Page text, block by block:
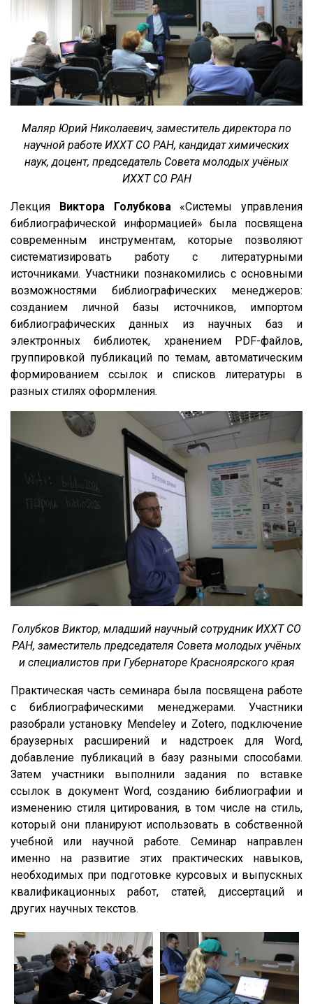
Маляр Юрий Николаевич, заместитель директора по
научной работе ИХХТ СО РАН, кандидат химических
наук, доцент, председатель Совета молодых учёных
ИХХТ СО РАН
Лекция Виктора Голубкова«Системы управления
библиографической информацией» была посвящена
современным инструментам, которые позволяют
систематизировать работу с литературными
источниками. Участники познакомились с основными
возможностями библиографических менеджеров:
созданием личной базы источников, импортом
библиографических данных из научных баз и
электронных библиотек, хранением PDF-файлов,
группировкой публикаций по темам, автоматическим
формированием ссылок и списков литературы в
разных стилях оформления.
Голубков Виктор, младший научный сотрудник ИХХТ СО
РАН, заместитель председателя Совета молодых учёных
и специалистов при Губернаторе Красноярского края
Практическая часть семинара была посвящена работе
с библиографическими менеджерами. Участники
разобрали установку Mendeley и Zotero, подключение
браузерных расширений и надстроек для Word,
добавление публикаций в базу разными способами.
Затем участники выполнили задания по вставке
ссылок в документ Word, созданию библиографии и
изменению стиля цитирования, в том числе на стиль,
который они планируют использовать в собственной
учебной или научной работе. Семинар направлен
именно на развитие этих практических навыков,
необходимых при подготовке курсовых и выпускных
квалификационных работ, статей, диссертаций и
других научных текстов.